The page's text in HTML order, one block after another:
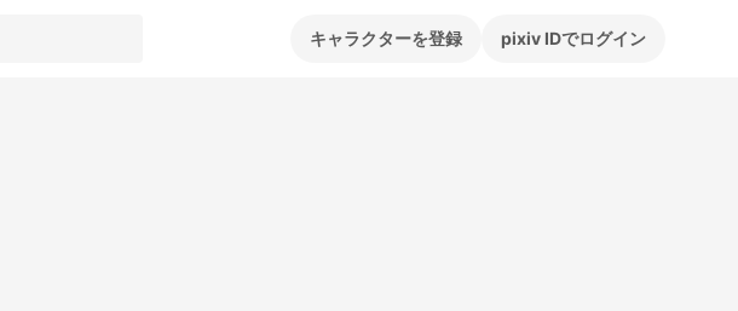
キャラクターを登録 pixiv IDでログイン